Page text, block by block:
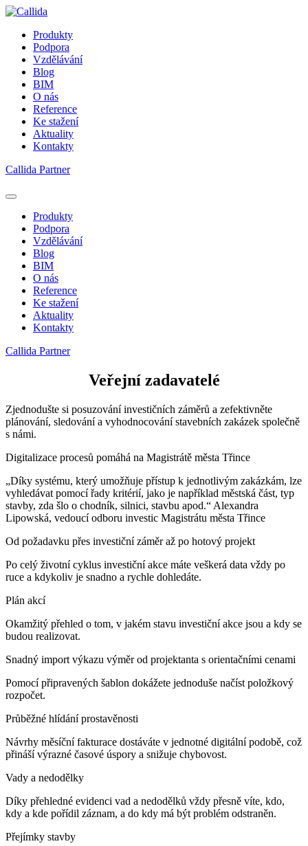
Produkty
Podpora
Vzdělávání
Blog
BIM
O nás
Reference
Ke stažení
Aktuality
Kontakty
Callida Partner
Produkty
Podpora
Vzdělávání
Blog
BIM
O nás
Reference
Ke stažení
Aktuality
Kontakty
Callida Partner
Veřejní zadavatelé
Zjednodušte si posuzování investičních záměrů a zefektivněte
plánování, sledování a vyhodnocování stavebních zakázek společně
s námi.
Digitalizace procesů pomáhá na Magistrátě města Třince
„Díky systému, který umožňuje přístup k jednotlivým zakázkám, lze
vyhledávat pomocí řady kritérií, jako je například městská část, typ
stavby, zda šlo o chodník, silnici, stavbu apod.“ Alexandra
Lipowská, vedoucí odboru investic Magistrátu města Třince
Od požadavku přes investiční záměr až po hotový projekt
Po celý životní cyklus investiční akce máte veškerá data vždy po
ruce a kdykoliv je snadno a rychle dohledáte.
Plán akcí
Okamžitý přehled o tom, v jakém stavu investiční akce jsou a kdy se
budou realizovat.
Snadný import výkazu výměr od projektanta s orientačními cenami
Pomocí připravených šablon dokážete jednoduše načíst položkový
rozpočet.
Průběžné hlídání prostavěnosti
Návrhy měsíční fakturace dostáváte v jednotné digitální podobě, což
přináší výrazné časové úspory a snižuje chybovost.
Vady a nedodělky
Díky přehledné evidenci vad a nedodělků vždy přesně víte, kdo,
kdy a kde pořídil záznam, a do kdy má být problém odstraněn.
Přejímky stavby